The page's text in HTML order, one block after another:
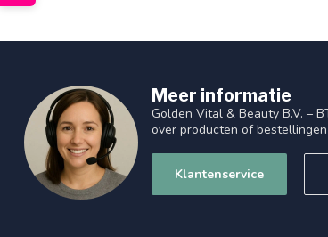
Meer informatie
Golden Vital & Beauty B.V. –
over producten of
Klantenservice